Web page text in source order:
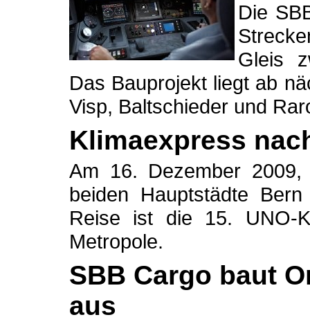
Die
Gleis
Das Bauprojekt liegt ab
Visp, Baltschieder und
Klimaexpress
Am 16. Dezember
beiden Hauptstädte
Reise ist die 15. UNO-
Metropole.
SBB Cargo baut
aus